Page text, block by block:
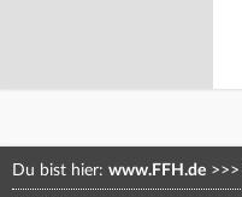
Du bist hier: www.FFH.de >>>